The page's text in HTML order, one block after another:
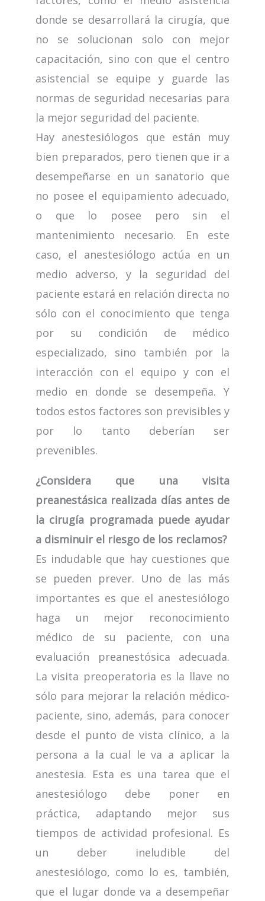
donde se desarrollará la cirugía, que
no se solucionan solo con mejor
capacitación, sino con que el centro
asistencial se equipe y guarde las
normas de seguridad necesarias para
la mejor seguridad del paciente.
Hay anestesiólogos que están muy
bien preparados, pero tienen que ir a
desempeñarse en un sanatorio que
no posee el equipamiento adecuado,
o que lo posee pero sin el
mantenimiento necesario. En este
caso, el anestesiólogo actúa en un
medio adverso, y la seguridad del
paciente estará en relación directa no
sólo con el conocimiento que tenga
por su condición de médico
especializado, sino también por la
interacción con el equipo y con el
medio en donde se desempeña. Y
todos estos factores son previsibles y
por lo tanto deberían ser
prevenibles.
¿Considera que una visita
preanestásica realizada días antes de
la cirugía programada puede ayudar
a disminuir el riesgo de los reclamos?
Es indudable que hay cuestiones que
se pueden prever. Uno de las más
importantes es que el anestesiólogo
haga un mejor reconocimiento
médico de su paciente, con una
evaluación preanestósica adecuada.
La visita preoperatoria es la llave no
sólo para mejorar la relación médico-
paciente, sino, además, para conocer
desde el punto de vista clínico, a la
persona a la cual le va a aplicar la
anestesia. Esta es una tarea que el
anestesiólogo debe poner en
práctica, adaptando mejor sus
tiempos de actividad profesional. Es
un deber ineludible del
anestesiólogo, como lo es, también,
que el lugar donde va a desempeñar